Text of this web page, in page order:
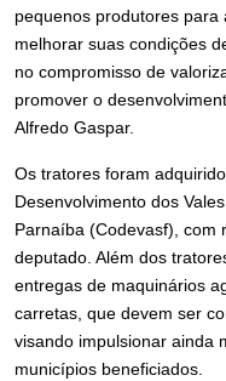
pequenos produtores
melhorar suas condições
no compromisso de
promover o
Alfredo Gaspar.
Os tratores foram
Desenvolvimento dos
Parnaíba (Codevasf), com
deputado. Além dos
entregas de maquinários
carretas, que devem ser
visando impulsionar ainda
municípios beneficiados.